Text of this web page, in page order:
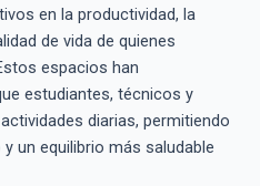
en la productividad, la
de vida de quienes
espacios han
estudiantes, técnicos y
diarias, permitiendo
un equilibrio más saludable